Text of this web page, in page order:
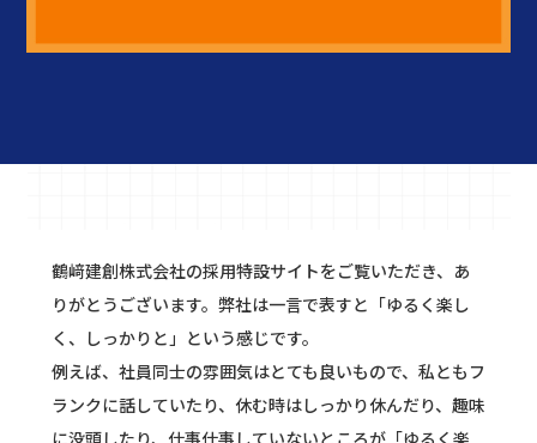
鶴﨑建創株式会社の採用特設サイトをご覧いただき、あ
りがとうございます。弊社は一言で表すと「ゆるく楽し
く、しっかりと」という感じです。
例えば、社員同士の雰囲気はとても良いもので、私ともフ
ランクに話していたり、休む時はしっかり休んだり、趣味
に没頭したり、仕事仕事していないところが「ゆるく楽